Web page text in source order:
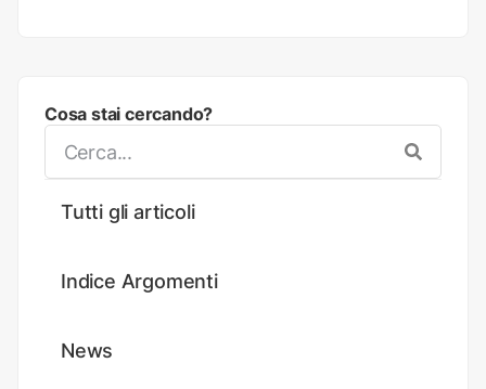
Cosa stai cercando?
Tutti gli articoli
Indice Argomenti
News